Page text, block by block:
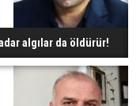
algılar da öldürür!